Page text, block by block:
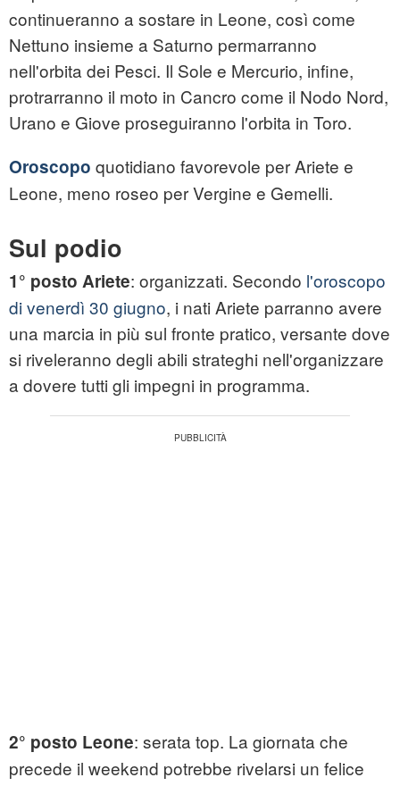
continueranno a sostare in Leone, così come
Nettuno insieme a Saturno permarranno
nell'orbita dei Pesci. Il Sole e Mercurio, infine,
protrarranno il moto in Cancro come il Nodo Nord,
Urano e Giove proseguiranno l'orbita in Toro.
Oroscopo quotidiano favorevole per Ariete e
Leone, meno roseo per Vergine e Gemelli.
Sul podio
1° posto Ariete: organizzati. Secondo l'oroscopo
di venerdì 30 giugno, i nati Ariete parranno avere
una marcia in più sul fronte pratico, versante dove
si riveleranno degli abili strateghi nell'organizzare
a dovere tutti gli impegni in programma.
2° posto Leone: serata top. La giornata che
precede il weekend potrebbe rivelarsi un felice